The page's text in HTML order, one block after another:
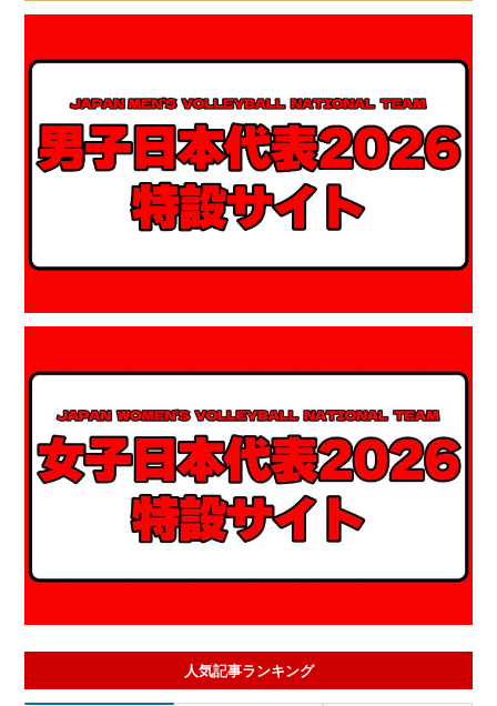
人気記事ランキング